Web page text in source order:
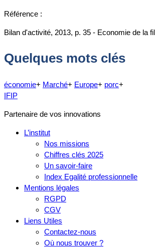
Référence :
Bilan d'activité, 2013, p. 35 - Economie de la
Quelques mots clés
économie+ Marché+ Europe+ porc+
IFIP
Partenaire de vos innovations
L’institut
Nos missions
Chiffres clés 2025
Un savoir-faire
Index Egalité professionnelle
Mentions légales
RGPD
CGV
Liens Utiles
Contactez-nous
Où nous trouver ?